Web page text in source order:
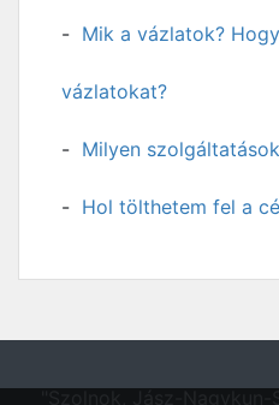
Mik a vázlatok?
vázlatokat?
Milyen
Hol tölthetem fel a